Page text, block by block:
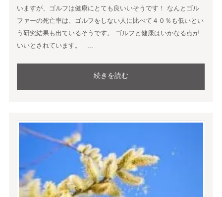
いますが、ゴルフは健康にとても良いいそうです！ なんとゴル
ファーの死亡率は、ゴルフをしない人に比べて４０％も低いとい
う研究結果も出ているそうです。 ゴルフと健康はいかなる点が
いいとされています。 ...
続きを読む